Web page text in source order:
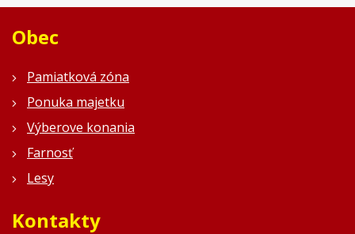
Obec
Pamiatková zóna
Ponuka majetku
Výberove konania
Farnosť
Lesy
Kontakty